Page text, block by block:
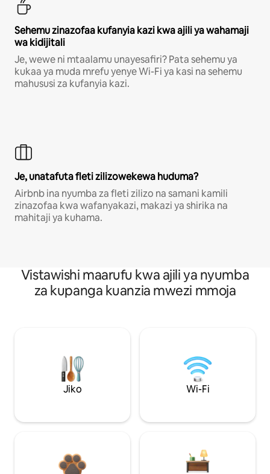
Sehemu zinazofaa kufanyia kazi kwa ajili ya wahamaji
wa kidijitali
Je, wewe ni mtaalamu unayesafiri? Pata sehemu ya
kukaa ya muda mrefu yenye Wi-Fi ya kasi na sehemu
mahususi za kufanyia kazi.
Je, unatafuta fleti zilizowekewa huduma?
Airbnb ina nyumba za fleti zilizo na samani kamili
zinazofaa kwa wafanyakazi, makazi ya shirika na
mahitaji ya kuhama.
Vistawishi maarufu kwa ajili ya nyumba
za kupanga kuanzia mwezi mmoja
Jiko Wi-Fi